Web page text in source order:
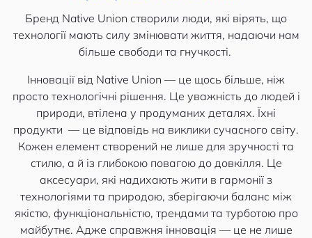
Бренд Native Union створили люди, які вірять, що
технології мають силу змінювати життя, надаючи нам
більше свободи та гнучкості.
Інновації від Native Union — це щось більше, ніж
просто технологічні рішення. Це уважність до людей і
природи, втілена у продуманих деталях. Їхні
продукти — це відповідь на виклики сучасного світу.
Кожен елемент створений не лише для зручності та
стилю, а й із глибокою повагою до довкілля. Це
аксесуари, які надихають жити в гармонії з
технологіями та природою, зберігаючи баланс між
якістю, функціональністю, трендами та турботою про
майбутнє. Адже справжня інновація — це не лише